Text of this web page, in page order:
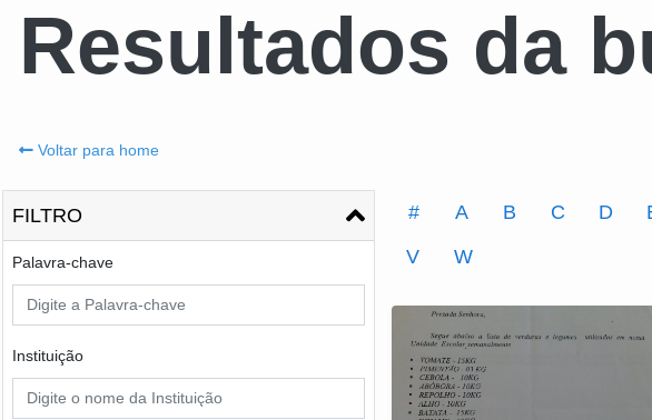
Resultados da
Voltar para home
FILTRO
Palavra-chave
Instituição
# A B C D
V
W